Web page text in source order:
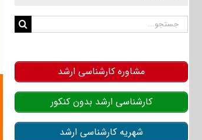
جستجو
مشاوره کارشناسی ارشد
کارشناسی ارشد بدون کنکور
شهریه کارشناسی ارشد